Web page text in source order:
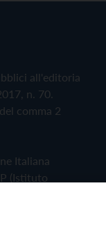
all'editoria
n. 70.
comma 2
Italiana
(Istituto